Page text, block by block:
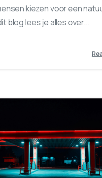
kiezen voor een
blog lees je alles over...